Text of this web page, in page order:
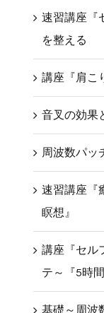
速習講座『
を整える
講座『肩こ
音叉の効果
周波数パッ
速習講座『
瞑想』
講座『セル
テ～『5時
基礎～周波